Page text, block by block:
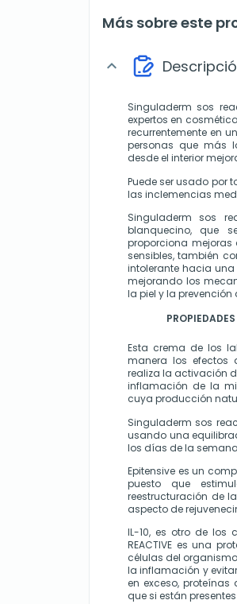
Más sobre este
expand_more
Singuladerm sos
expertos en
recurrentemente en
personas que más
desde el interior
Puede ser usado por
las inclemencias
Singuladerm sos
blanquecino, que
proporciona mejoras
sensibles, también
intolerante hacia
mejorando los
la piel y la prevención
Esta crema de los
manera los efectos
realiza la activación
inflamación de la
cuya producción
Singuladerm sos
usando una
los días de la
Epitensive es un
puesto que
reestructuración de
aspecto de
IL-10, es otro de los
REACTIVE es una
células del
la inflamación y
en exceso,
que si están